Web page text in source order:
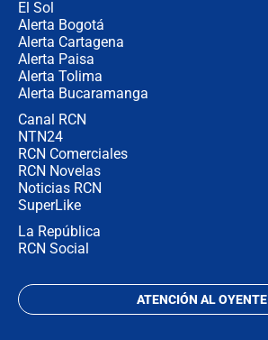
El Sol
Alerta Bogotá
Alerta Cartagena
Alerta Paisa
Alerta Tolima
Alerta Bucaramanga
Canal RCN
NTN24
RCN Comerciales
RCN Novelas
Noticias RCN
SuperLike
La República
RCN Social
ATENCIÓN AL OYENTE